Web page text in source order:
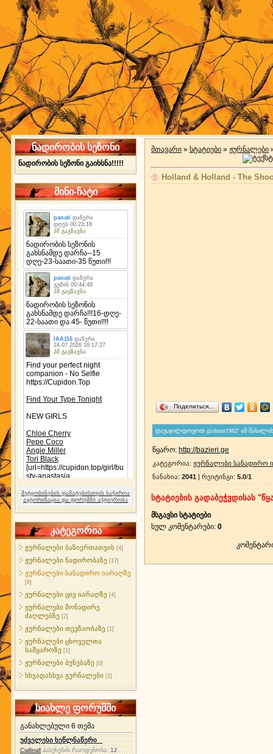
ნადირობის სეზონი
ნადირობის სეზონი გაიხსნა!!!!!
მინი-ჩატი
შეტყობინების დამატებისთვის საჭიროა
ავტორიზაცია და ფორუმში აქტიურობა
კატეგორია
ჟურნალები ბაზიერთათვის [4]
ჟურნალები ნადირობაზე [17]
ჟურნალები სანადირო იარაღზე
[8]
ჟურნალები ცივ იარაღზე [4]
ჟურნალები მონადირე
ძაღლებზე [2]
ჟურნალები თევზაობაზე [1]
ჟურნალები ცხოველთა
სამყაროზე [1]
ჟურნალები ბუნებაზე [0]
სხვადასხვა ჟურნალები [2]
სიახლე ფორუმში
განახლებული 6 თემა
უძველესი ხეწლნაწერი
Ciallinall პასუხების რაოდენობა:12
მთავარი » სტატიები » ჟურნალები
Holland & Holland - The
Поделиться…
წყარო: http://bazieri.ge
კატეგორია: ჟურნალები სანადირო
ნანახია: 2041 | რეიტინგი: 5.0/1
სტატიების გადაბეჭვდისას
მსგავსი სტატიები
სულ კომენტარები: 0